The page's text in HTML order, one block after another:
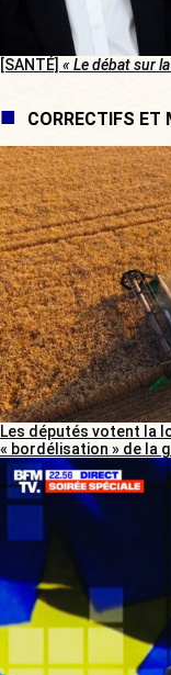
[SANTÉ] « Le débat sur
CORRECTIFS ET
Les députés votent la
« bordélisation » de la